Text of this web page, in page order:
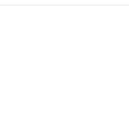
РФ Умер депутат